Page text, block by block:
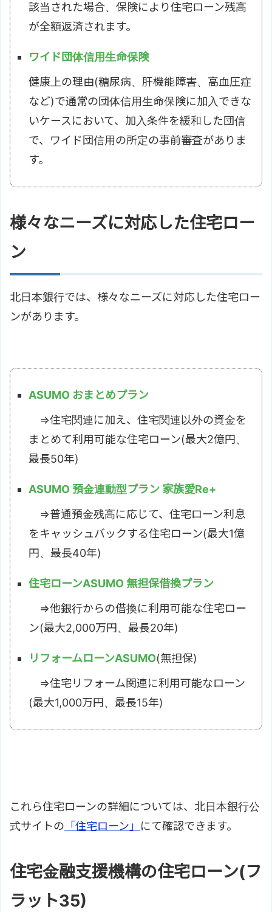
該当された場合、保険により住宅ローン残高
が全額返済されます。
ワイド団体信用生命保険
健康上の理由(糖尿病、肝機能障害、高血圧症
など)で通常の団体信用生命保険に加入できな
いケースにおいて、加入条件を緩和した団信
で、ワイド団信用の所定の事前審査がありま
す。
様々なニーズに対応した住宅ロー
ン
北日本銀行では、様々なニーズに対応した住宅ロー
ンがあります。
ASUMO おまとめプラン
⇒住宅関連に加え、住宅関連以外の資金を
まとめて利用可能な住宅ローン(最大2億円、
最長50年)
ASUMO 預金連動型プラン 家族愛Re+
⇒普通預金残高に応じて、住宅ローン利息
をキャッシュバックする住宅ローン(最大1億
円、最長40年)
住宅ローンASUMO 無担保借換プラン
⇒他銀行からの借換に利用可能な住宅ロー
ン(最大2,000万円、最長20年)
リフォームローンASUMO(無担保)
⇒住宅リフォーム関連に利用可能なローン
(最大1,000万円、最長15年)
これら住宅ローンの詳細については、北日本銀行公
式サイトの 「住宅ローン」 にて確認できます。
住宅金融支援機構の住宅ローン(フ
ラット35)